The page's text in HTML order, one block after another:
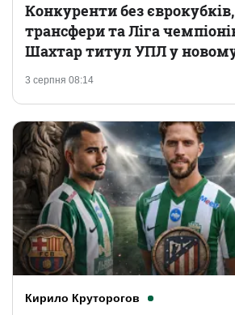
3 серпня 08:14
Конкуренти без єврокубків,
трансфери та Ліга
Шахтар титул УПЛ у новому
Кирило Круторогов